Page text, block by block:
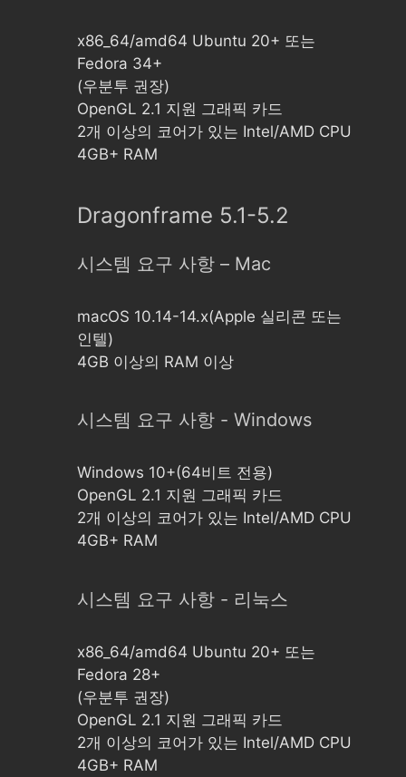
x86_64/amd64 Ubuntu 20+ 또는
Fedora 34+
(우분투 권장)
OpenGL 2.1 지원 그래픽 카드
2개 이상의 코어가 있는 Intel/AMD CPU
4GB+ RAM
Dragonframe 5.1-5.2
시스템 요구 사항 – Mac
macOS 10.14-14.x(Apple 실리콘 또는
인텔)
4GB 이상의 RAM 이상
시스템 요구 사항 - Windows
Windows 10+(64비트 전용)
OpenGL 2.1 지원 그래픽 카드
2개 이상의 코어가 있는 Intel/AMD CPU
4GB+ RAM
시스템 요구 사항 - 리눅스
x86_64/amd64 Ubuntu 20+ 또는
Fedora 28+
(우분투 권장)
OpenGL 2.1 지원 그래픽 카드
2개 이상의 코어가 있는 Intel/AMD CPU
4GB+ RAM